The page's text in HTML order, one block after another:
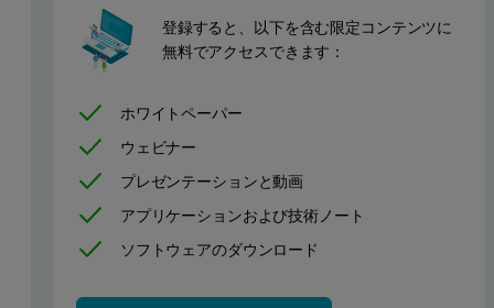
Small particles in the water causing this turbid appearance do
By studying the concentration of flocculant additive dosage vs.
登録すると、以下を含む限定コンテンツに
無料でアクセスできます：
ホワイトペーパー
ウェビナー
プレゼンテーションと動画
アプリケーションおよび技術ノート
ソフトウェアのダウンロード